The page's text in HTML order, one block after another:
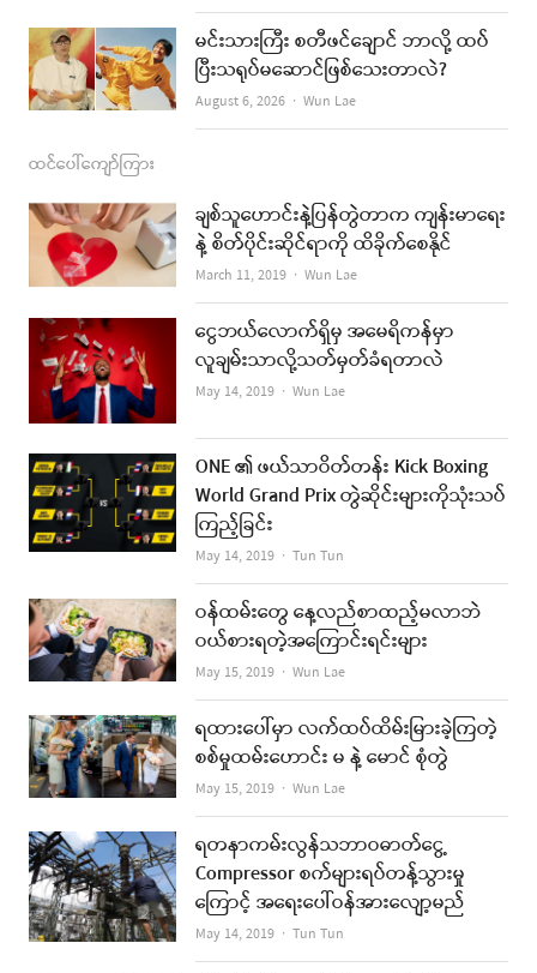
မင်းသားကြီး စတီဖင်ချောင် ဘာလို့ ထပ်
ပြီးသရုပ်မဆောင်ဖြစ်သေးတာလဲ?
August 6, 2026 Author
Wun Lae
ထင်ပေါ်ကျော်ကြား
ချစ်သူဟောင်းနဲ့ပြန်တွဲတာက ကျန်းမာရေး
နဲ့ စိတ်ပိုင်းဆိုင်ရာကို ထိခိုက်စေနိုင်
March 11, 2019 Author
Wun Lae
ငွေဘယ်လောက်ရှိမှ အမေရိကန်မှာ
လူချမ်းသာလို့သတ်မှတ်ခံရတာလဲ
May 14, 2019 Author
Wun Lae
ONE ၏ ဖယ်သာဝိတ်တန်း Kick Boxing
World Grand Prix တွဲဆိုင်းများကိုသုံးသပ်
ကြည့်ခြင်း
May 14, 2019 Author
Tun Tun
ဝန်ထမ်းတွေ နေ့လည်စာထည့်မလာဘဲ
ဝယ်စားရတဲ့အကြောင်းရင်းများ
May 15, 2019 Author
Wun Lae
ရထားပေါ်မှာ လက်ထပ်ထိမ်းမြားခဲ့ကြတဲ့
စစ်မှုထမ်းဟောင်း မ နဲ့ မောင် စုံတွဲ
May 15, 2019 Author
Wun Lae
ရတနာကမ်းလွန်သဘာဝဓာတ်ငွေ့
Compressor စက်များရပ်တန့်သွားမှု
ကြောင့် အရေးပေါ်ဝန်အားလျော့မည်
May 14, 2019 Author
Tun Tun